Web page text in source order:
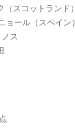
スコットランド）
ール（スペイン）
ス